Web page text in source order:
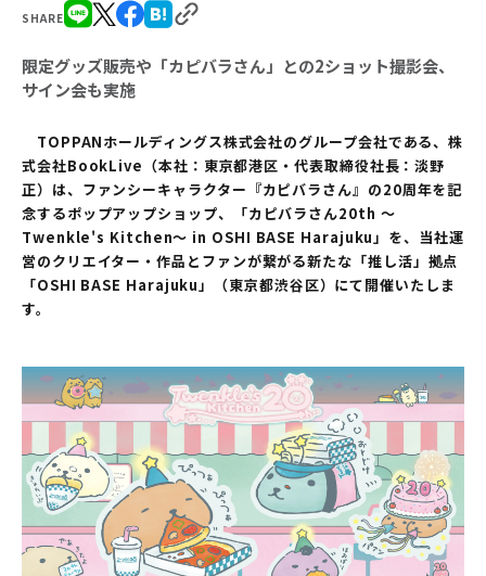
SHARE
限定グッズ販売や「カピバラさん」との2ショット撮影会、
サイン会も実施
TOPPANホールディングス株式会社のグループ会社である、株
式会社BookLive（本社：東京都港区・代表取締役社長：淡野
正）は、ファンシーキャラクター『カピバラさん』の20周年を記
念するポップアップショップ、「カピバラさん20th ～
Twenkle's Kitchen～ in OSHI BASE Harajuku」を、当社運
営のクリエイター・作品とファンが繋がる新たな「推し活」拠点
「OSHI BASE Harajuku」（東京都渋谷区）にて開催いたしま
す。